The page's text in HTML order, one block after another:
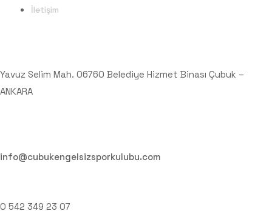
İletişim
Yavuz Selim Mah. 06760 Belediye Hizmet Binası Çubuk –
ANKARA
info@cubukengelsizsporkulubu.com
0 542 349 23 07